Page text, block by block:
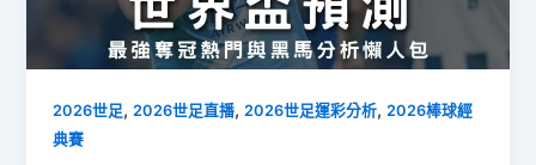
2026世足,2026世足直播,2026世足運彩分析,2026棒球經
典賽